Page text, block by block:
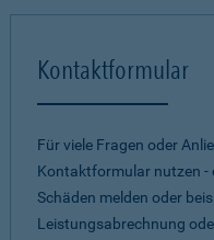
Kontaktformular
Für viele Fragen oder
Kontaktformular nutzen -
Schäden melden oder
Leistungsabrechnung